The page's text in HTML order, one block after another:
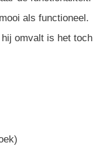
als functioneel.
omvalt is het toch